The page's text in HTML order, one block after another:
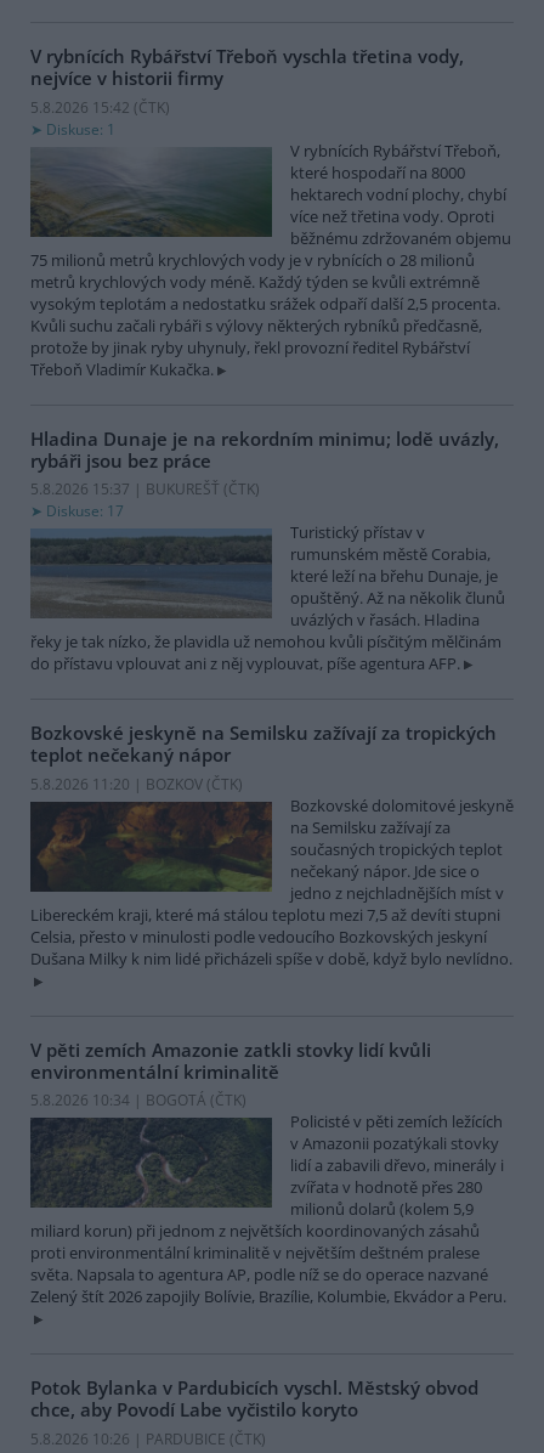
V rybnících Rybářství Třeboň vyschla třetina vody,
nejvíce v historii firmy
5.8.2026 15:42 (ČTK)
Diskuse: 1
V rybnících Rybářství Třeboň,
které hospodaří na 8000
hektarech vodní plochy, chybí
více než třetina vody. Oproti
běžnému zdržovaném objemu
75 milionů metrů krychlových vody je v rybnících o 28 milionů
metrů krychlových vody méně. Každý týden se kvůli extrémně
vysokým teplotám a nedostatku srážek odpaří další 2,5 procenta.
Kvůli suchu začali rybáři s výlovy některých rybníků předčasně,
protože by jinak ryby uhynuly, řekl provozní ředitel Rybářství
Třeboň Vladimír Kukačka.
Hladina Dunaje je na rekordním minimu; lodě uvázly,
rybáři jsou bez práce
5.8.2026 15:37 | BUKUREŠŤ (ČTK)
Diskuse: 17
Turistický přístav v
rumunském městě Corabia,
které leží na břehu Dunaje, je
opuštěný. Až na několik člunů
uvázlých v řasách. Hladina
řeky je tak nízko, že plavidla už nemohou kvůli písčitým mělčinám
do přístavu vplouvat ani z něj vyplouvat, píše agentura AFP.
Bozkovské jeskyně na Semilsku zažívají za tropických
teplot nečekaný nápor
5.8.2026 11:20 | BOZKOV (ČTK)
Bozkovské dolomitové jeskyně
na Semilsku zažívají za
současných tropických teplot
nečekaný nápor. Jde sice o
jedno z nejchladnějších míst v
Libereckém kraji, které má stálou teplotu mezi 7,5 až devíti stupni
Celsia, přesto v minulosti podle vedoucího Bozkovských jeskyní
Dušana Milky k nim lidé přicházeli spíše v době, když bylo nevlídno.
V pěti zemích Amazonie zatkli stovky lidí kvůli
environmentální kriminalitě
5.8.2026 10:34 | BOGOTÁ (ČTK)
Policisté v pěti zemích ležících
v Amazonii pozatýkali stovky
lidí a zabavili dřevo, minerály i
zvířata v hodnotě přes 280
milionů dolarů (kolem 5,9
miliard korun) při jednom z největších koordinovaných zásahů
proti environmentální kriminalitě v největším deštném pralese
světa. Napsala to agentura AP, podle níž se do operace nazvané
Zelený štít 2026 zapojily Bolívie, Brazílie, Kolumbie, Ekvádor a Peru.
Potok Bylanka v Pardubicích vyschl. Městský obvod
chce, aby Povodí Labe vyčistilo koryto
5.8.2026 10:26 | PARDUBICE (ČTK)